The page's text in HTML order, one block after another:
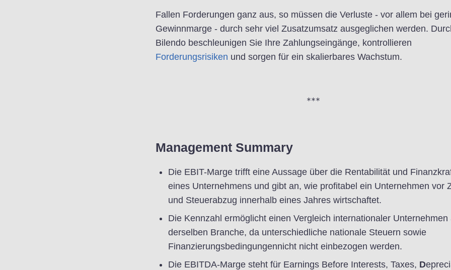
Fallen Forderungen ganz aus, so müssen die Verluste - vor allem bei
Gewinnmarge - durch sehr viel Zusatzumsatz ausgeglichen werden.
Bilendo beschleunigen Sie Ihre Zahlungseingänge, kontrollieren
Forderungsrisiken und sorgen für ein skalierbares Wachstum.
***
Management Summary
Die EBIT-Marge trifft eine Aussage über die Rentabilität und
eines Unternehmens und gibt an, wie profitabel ein Unternehmen vor
und Steuerabzug innerhalb eines Jahres wirtschaftet.
Die Kennzahl ermöglicht einen Vergleich internationaler Unternehmen
derselben Branche, da unterschiedliche nationale Steuern sowie
Finanzierungsbedingungennicht nicht einbezogen werden.
Die EBITDA-Marge steht für Earnings Before Interests, Taxes, D